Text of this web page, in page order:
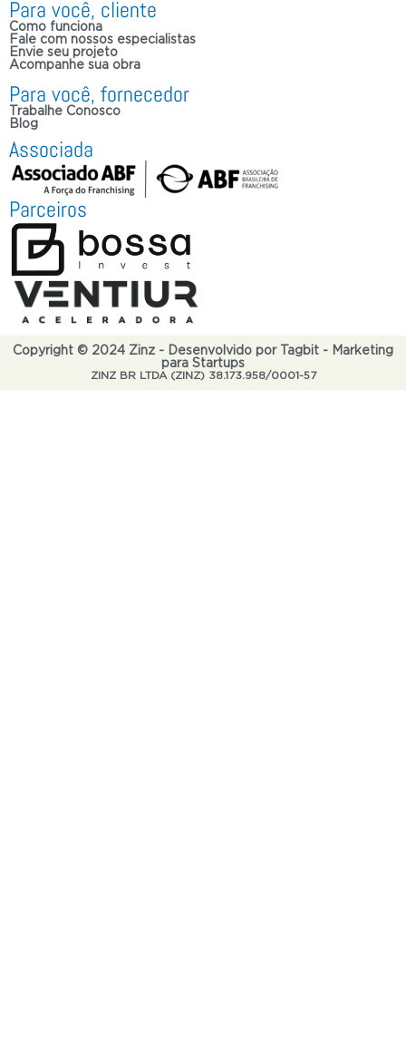
Para você, cliente
Como funciona
Fale com nossos especialistas
Envie seu projeto
Acompanhe sua obra
Para você, fornecedor
Trabalhe Conosco
Blog
Associada
Parceiros
Copyright © 2024 Zinz - Desenvolvido por Tagbit - Marketing
para Startups
ZINZ BR LTDA (ZINZ) 38.173.958/0001-57